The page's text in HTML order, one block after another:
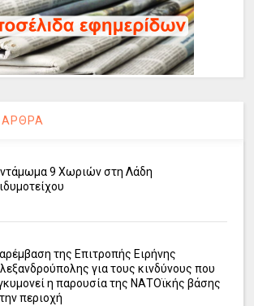
9 Χωριών στη Λάδη
της Επιτροπής Ειρήνης
για τους κινδύνους που
η παρουσία της ΝΑΤΟϊκής βάσης
περιοχή